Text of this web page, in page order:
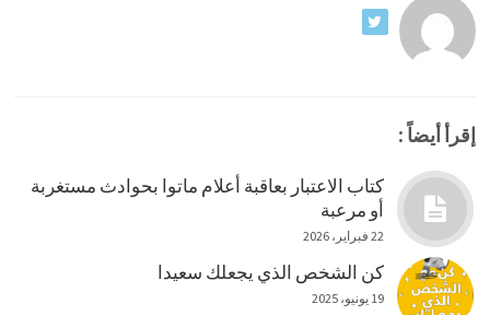
إقرأ أيضاً :
كتاب الاعتبار بعاقبة أعلام ماتوا بحوادث مستغربة
أو مرعبة
22 فبراير، 2026
كن الشخص الذي يجعلك سعيدا
19 يونيو، 2025